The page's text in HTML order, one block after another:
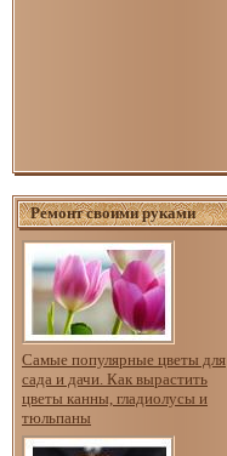
Ремонт своими руками
Самые популярные цветы для
сада и дачи. Как вырастить
цветы канны, гладиолусы и
тюльпаны